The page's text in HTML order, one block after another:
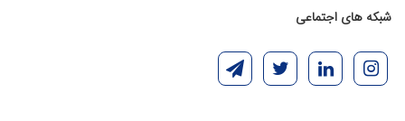
شبکه های اجتماعی